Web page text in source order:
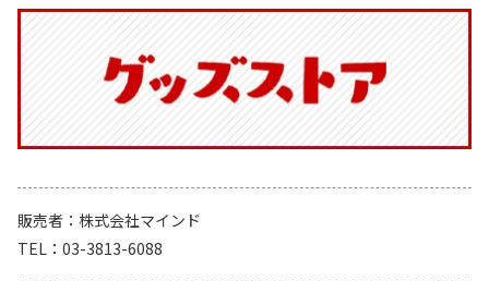
販売者
株式会社マインド
TEL
03-3813-6088